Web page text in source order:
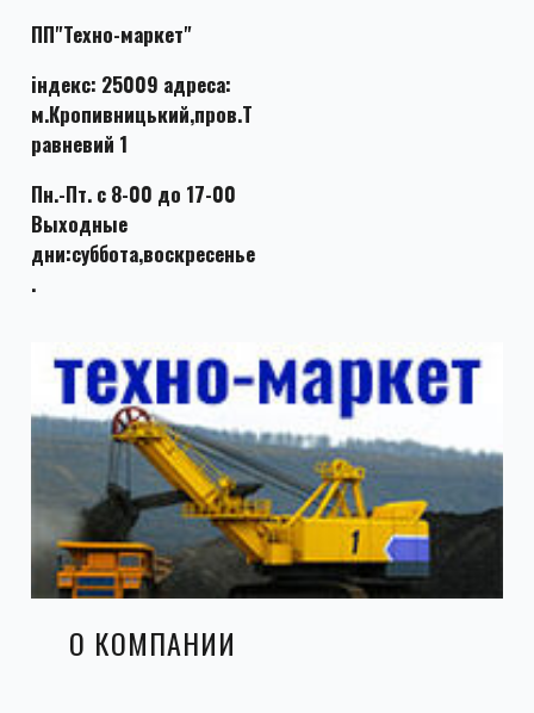
ПП"Техно-маркет"
індекс: 25009 адреса:
м.Кропивницький,пров.Т
равневий 1
Пн.-Пт. с 8-00 до 17-00
Выходные
дни:суббота,воскресенье
.
О КОМПАНИИ